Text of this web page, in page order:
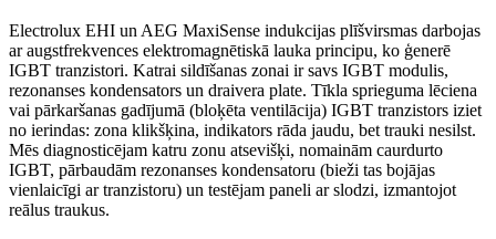
Electrolux EHI un AEG MaxiSense indukcijas plīšvirsmas darbojas
ar augstfrekvences elektromagnētiskā lauka principu, ko ģenerē
IGBT tranzistori. Katrai sildīšanas zonai ir savs IGBT modulis,
rezonanses kondensators un draivera plate. Tīkla sprieguma lēciena
vai pārkaršanas gadījumā (bloķēta ventilācija) IGBT tranzistors iziet
no ierindas: zona klikšķina, indikators rāda jaudu, bet trauki nesilst.
Mēs diagnosticējam katru zonu atsevišķi, nomainām caurdurto
IGBT, pārbaudām rezonanses kondensatoru (bieži tas bojājas
vienlaicīgi ar tranzistoru) un testējam paneli ar slodzi, izmantojot
reālus traukus.